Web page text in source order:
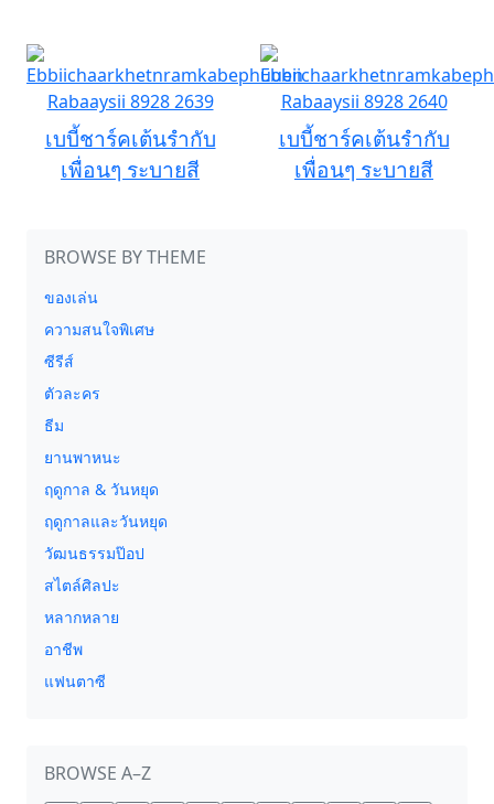
เบบี้ชาร์คเต้นรำกับ
เพื่อนๆ ระบายสี
เบบี้ชาร์คเต้นรำกับ
เพื่อนๆ ระบายสี
BROWSE BY THEME
ของเล่น
ความสนใจพิเศษ
ซีรีส์
ตัวละคร
ธีม
ยานพาหนะ
ฤดูกาล & วันหยุด
ฤดูกาลและวันหยุด
วัฒนธรรมป๊อป
สไตล์ศิลปะ
หลากหลาย
อาชีพ
แฟนตาซี
BROWSE A–Z